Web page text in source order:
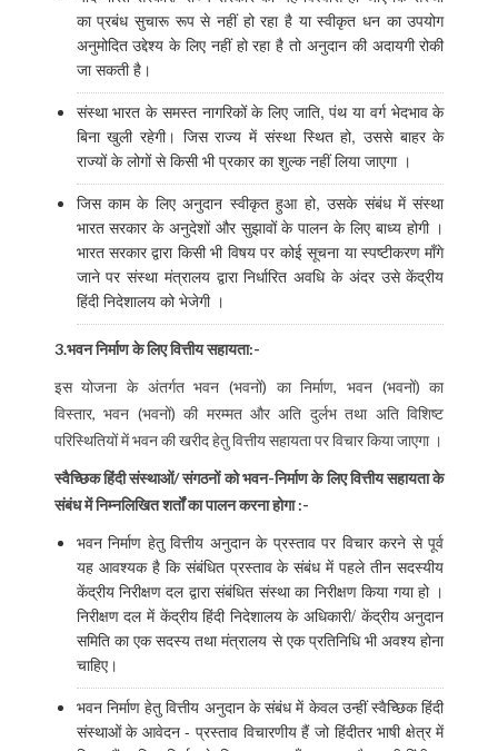
का प्रबंध सुचारू रूप से नहीं हो रहा है या स्वीकृत धन का उपयोग
अनुमोदित उद्देश्य के लिए नहीं हो रहा है तो अनुदान की अदायगी रोकी
जा सकती है।
संस्था भारत के समस्त नागरिकों के लिए जाति, पंथ या वर्ग भेदभाव के
बिना खुली रहेगी। जिस राज्य में संस्था स्थित हो, उससे बाहर के
राज्यों के लोगों से किसी भी प्रकार का शुल्क नहीं लिया जाएगा ।
जिस काम के लिए अनुदान स्वीकृत हुआ हो, उसके संबंध में संस्था
भारत सरकार के अनुदेशों और सुझावों के पालन के लिए बाध्य होगी ।
भारत सरकार द्वारा किसी भी विषय पर कोई सूचना या स्पष्टीकरण माँगे
जाने पर संस्था मंत्रालय द्वारा निर्धारित अवधि के अंदर उसे केंद्रीय
हिंदी निदेशालय को भेजेगी ।
3.भवन निर्माण के लिए वित्तीय सहायता:-
इस योजना के अंतर्गत भवन (भवनों) का निर्माण, भवन (भवनों) का
विस्तार, भवन (भवनों) की मरम्मत और अति दुर्लभ तथा अति विशिष्ट
परिस्थितियों में भवन की खरीद हेतु वित्तीय सहायता पर विचार किया जाएगा ।
स्वैच्छिक हिंदी संस्थाओं/ संगठनों को भवन-निर्माण के लिए वित्तीय सहायता के
संबंध में निम्‍नलिखित शर्तों का पालन करना होगा :-
भवन निर्माण हेतु वित्तीय अनुदान के प्रस्ताव पर विचार करने से पूर्व
यह आवश्यक है कि संबंधित प्रस्ताव के संबंध में पहले तीन सदस्यीय
केंद्रीय निरीक्षण दल द्वारा संबंधित संस्था का निरीक्षण किया गया हो ।
निरीक्षण दल में केंद्रीय हिंदी निदेशालय के अधिकारी/ केंद्रीय अनुदान
समिति का एक सदस्य तथा मंत्रालय से एक प्रतिनिधि भी अवश्य होना
चाहिए।
भवन निर्माण हेतु वित्तीय अनुदान के संबंध में केवल उन्हीं स्वैच्छिक हिंदी
संस्थाओं के आवेदन - प्रस्ताव विचारणीय हैं जो हिंदीतर भाषी क्षेत्र में